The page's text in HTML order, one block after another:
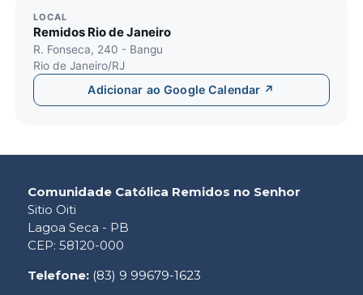
LOCAL
Remidos Rio de Janeiro
R. Fonseca, 240 - Bangu
Rio de Janeiro/RJ
Adicionar ao Google Calendar ↗
Comunidade Católica Remidos no Senhor
Sitio Oiti
Lagoa Seca - PB
CEP: 58120-000
Telefone: (83) 9 99679-1623